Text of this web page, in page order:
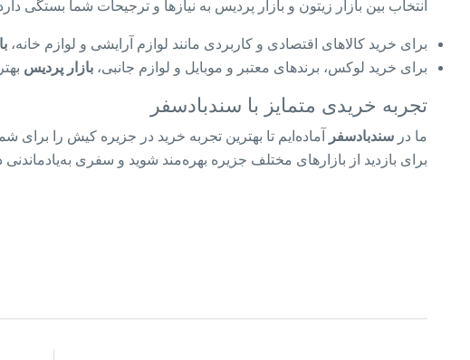
انتخاب بین بازار زیتون و بازار پردیس به نیازها و ترجیحات شما بستگی
برای خرید کالاهای اقتصادی و کاربردی مانند لوازم آرایشی و لوازم خانه،
برای خرید لوکس، برندهای معتبر و موبایل و لوازم جانبی، بازار پردیس
تجربه خریدی متمایز با سندبادسفر
ما در سندبادسفر
آماده‌ایم تا بهترین تجربه خرید در جزیره کیش را برای
برای بازدید از بازارهای مختلف جزیره بهره‌مند شوید و سفری به‌یادماندنی